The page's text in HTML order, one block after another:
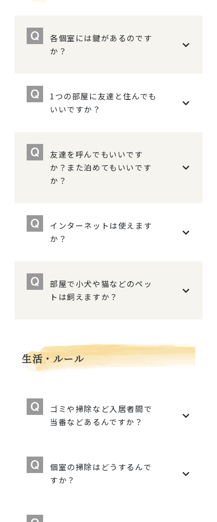
各個室には鍵があるのです
か？
1つの部屋に友達と住んでも
いいですか？
友達を呼んでもいいです
か？また泊めてもいいです
か？
インターネットは使えます
か？
部屋で小犬や猫などのペッ
トは飼えますか？
生活・ルール
ゴミや掃除など入居者間で
当番などあるんですか？
個室の掃除はどうするんで
すか？